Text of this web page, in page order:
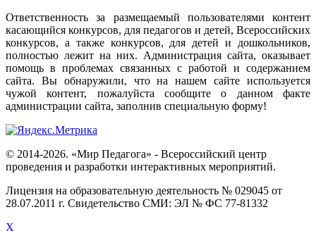
Ответственность
за размещаемый пользователями
контент
касающийся конкурсов, для педагогов и детей, Всероссийских
конкурсов, а также конкурсов, для детей и дошкольников,
полностью лежит на них. Администрация сайта, оказывает
помощь в проблемах связанных с работой и содержанием
сайта. Вы обнаружили, что на нашем сайте используется
чужой
контент, пожалуйста сообщите о данном
факте
администрации сайта, заполнив специальную форму!
© 2014-2026. «Мир Педагога» - Всероссийский центр
проведения и разработки интерактивных мероприятий.
Лицензия на образовательную деятельность № 029045 от
28.07.2011 г. Свидетельство СМИ: ЭЛ № ФС 77-81332
X